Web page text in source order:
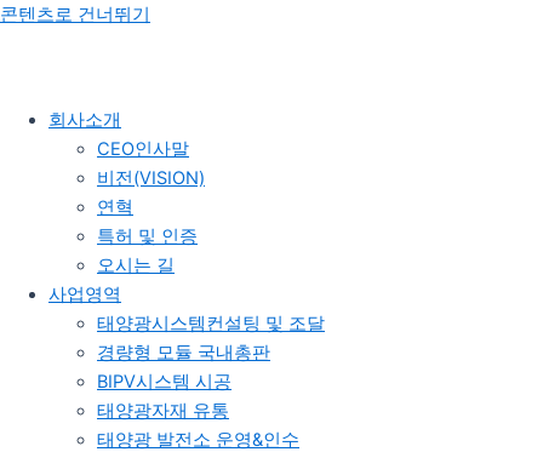
콘텐츠로 건너뛰기
회사소개
CEO인사말
비전(VISION)
연혁
특허 및 인증
오시는 길
사업영역
태양광시스템컨설팅 및 조달
경량형 모듈 국내총판
BIPV시스템 시공
태양광자재 유통
태양광 발전소 운영&인수